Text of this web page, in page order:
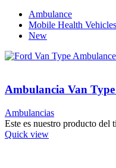
Ambulance
Mobile Health Vehicles
New
Ambulancia Van
Ambulancias
Este es nuestro producto del
Quick view